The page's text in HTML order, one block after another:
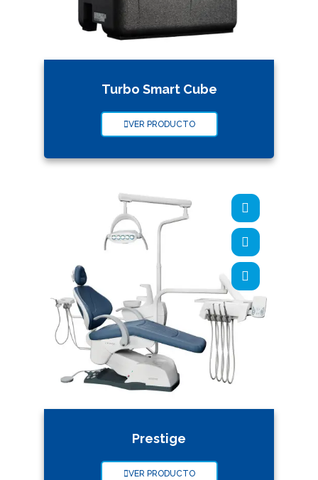
Turbo Smart Cube
VER PRODUCTO
Prestige
VER PRODUCTO